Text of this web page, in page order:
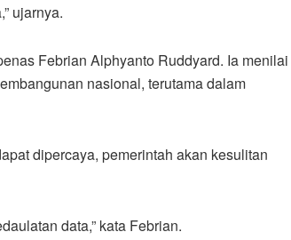
ujarnya.
Febrian Alphyanto Ruddyard. Ia menilai
nasional, terutama dalam
dipercaya, pemerintah akan kesulitan
data,” kata Febrian.